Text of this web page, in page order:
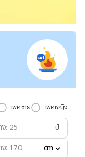
เพศชาย เพศหญิง
ปี
cm